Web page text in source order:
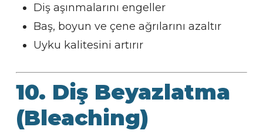
Diş aşınmalarını engeller
Baş, boyun ve çene ağrılarını azaltır
Uyku kalitesini artırır
10. Diş Beyazlatma
(Bleaching)